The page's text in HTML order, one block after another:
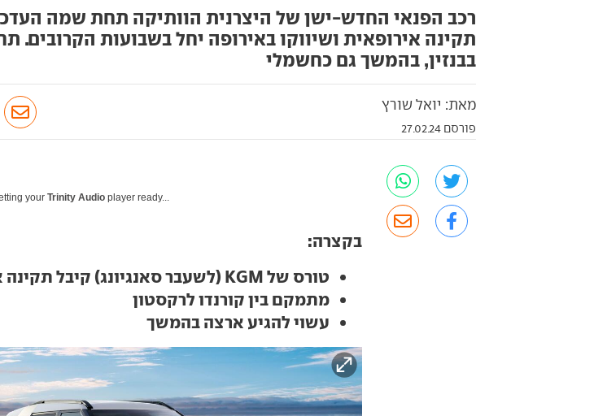
רכב הפנאי החדש-ישן של היצרנית הוותיקה תחת שמה
תקינה אירופאית ושיווקו באירופה יחל בשבועות הקרובים.
בבנזין, בהמשך גם כחשמלי
מאת: יואל שורץ
פורסם 27.02.24
yourTrinity Audio player ready...
בקצרה:
טורס של KGM (לשעבר סאנגיונג) קיבל תקינה אירופאית
מתמקם בין קורנדו לרקסטון
עשוי להגיע ארצה בהמשך